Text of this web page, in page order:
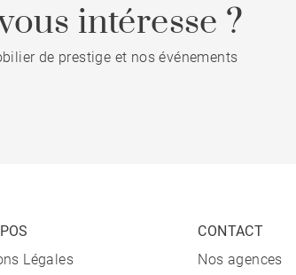
intéresse ?
de prestige et nos événements
Légales
CONTACT
Nos agences